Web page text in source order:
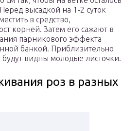
высадкой на 1-2 суток
в средство,
корней. Затем его сажают в
парникового эффекта
банкой. Приблизительно
будут видны молодые листочки.
роз в разных